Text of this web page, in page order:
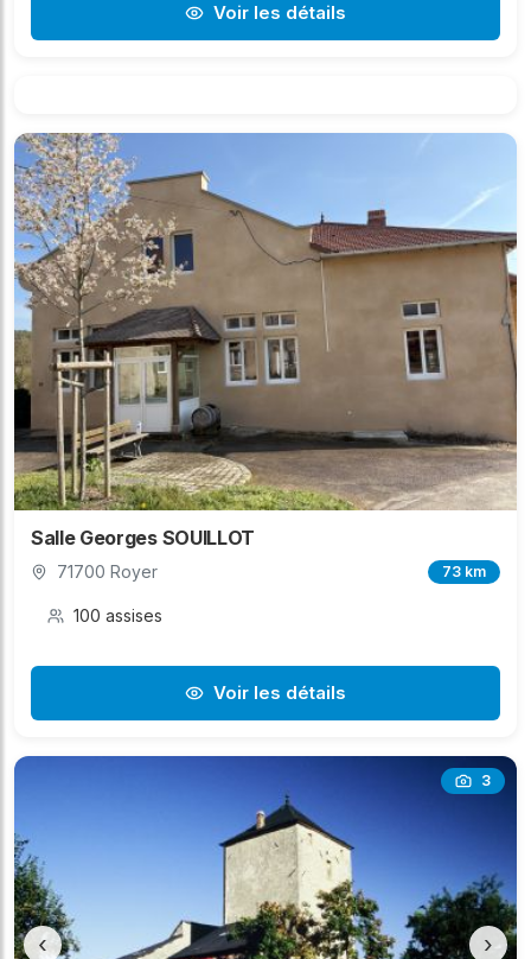
Voir les détails
Salle Georges SOUILLOT
71700 Royer 73 km
100 assises
Voir les détails
3
‹ ›